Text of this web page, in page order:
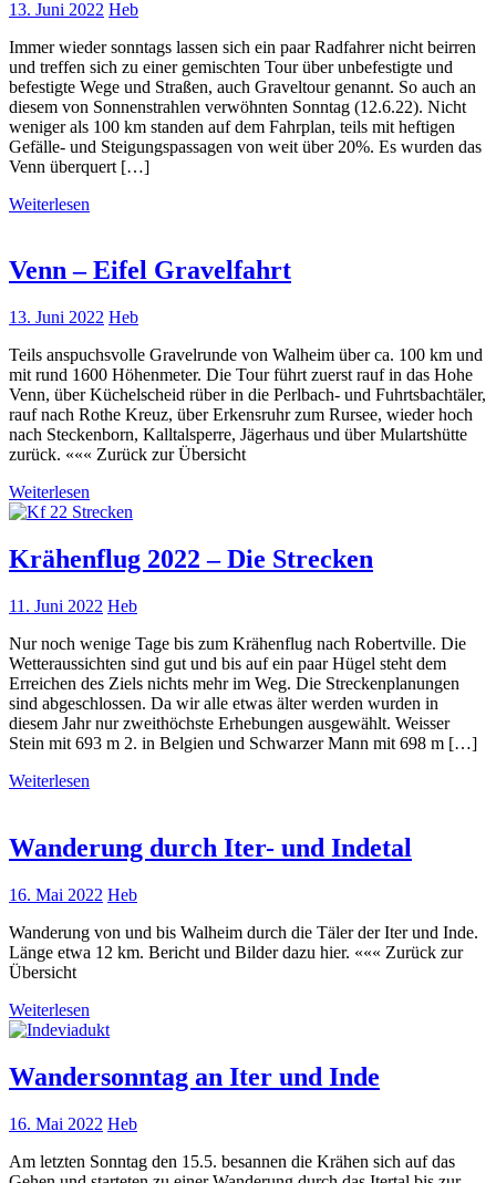
13. Juni 2022 Heb
Immer wieder sonntags lassen sich ein paar Radfahrer nicht beirren
und treffen sich zu einer gemischten Tour über unbefestigte und
befestigte Wege und Straßen, auch Graveltour genannt. So auch an
diesem von Sonnenstrahlen verwöhnten Sonntag (12.6.22). Nicht
weniger als 100 km standen auf dem Fahrplan, teils mit heftigen
Gefälle- und Steigungspassagen von weit über 20%. Es wurden das
Venn überquert […]
Weiterlesen
Venn – Eifel Gravelfahrt
13. Juni 2022 Heb
Teils anspuchsvolle Gravelrunde von Walheim über ca. 100 km und
mit rund 1600 Höhenmeter. Die Tour führt zuerst rauf in das Hohe
Venn, über Küchelscheid rüber in die Perlbach- und Fuhrtsbachtäler,
rauf nach Rothe Kreuz, über Erkensruhr zum Rursee, wieder hoch
nach Steckenborn, Kalltalsperre, Jägerhaus und über Mulartshütte
zurück. ««« Zurück zur Übersicht
Weiterlesen
Krähenflug 2022 – Die Strecken
11. Juni 2022 Heb
Nur noch wenige Tage bis zum Krähenflug nach Robertville. Die
Wetteraussichten sind gut und bis auf ein paar Hügel steht dem
Erreichen des Ziels nichts mehr im Weg. Die Streckenplanungen
sind abgeschlossen. Da wir alle etwas älter werden wurden in
diesem Jahr nur zweithöchste Erhebungen ausgewählt. Weisser
Stein mit 693 m 2. in Belgien und Schwarzer Mann mit 698 m […]
Weiterlesen
Wanderung durch Iter- und Indetal
16. Mai 2022 Heb
Wanderung von und bis Walheim durch die Täler der Iter und Inde.
Länge etwa 12 km. Bericht und Bilder dazu hier. ««« Zurück zur
Übersicht
Weiterlesen
Wandersonntag an Iter und Inde
16. Mai 2022 Heb
Am letzten Sonntag den 15.5. besannen die Krähen sich auf das